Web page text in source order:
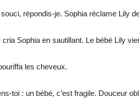
répondis-je. Sophia réclame Lily
Sophia en sautillant. Le bébé Lily
les cheveux.
toi : un bébé, c’est fragile. Douceur